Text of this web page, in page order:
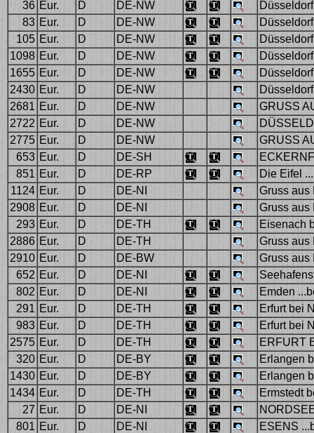
36 Eur. D DE-NW
83 Eur. D DE-NW
105 Eur. D DE-NW
1098 Eur. D DE-NW
1655 Eur. D DE-NW
2430 Eur. D DE-NW
2681 Eur. D DE-NW
GRUSS
2722 Eur. D DE-NW
2775 Eur. D DE-NW
GRUSS
653 Eur. D DE-SH
851 Eur. D DE-RP
Die Eifel
1124 Eur. D DE-NI
Gruss aus
2908 Eur. D DE-NI
Gruss aus
293 Eur. D DE-TH
Eisenach
2886 Eur. D DE-TH
Gruss aus
2910 Eur. D DE-BW
Gruss aus
652 Eur. D DE-NI
802 Eur. D DE-NI
Emden
291 Eur. D DE-TH
Erfurt bei
983 Eur. D DE-TH
Erfurt bei
2575 Eur. D DE-TH
ERFURT
320 Eur. D DE-BY
Erlangen
1430 Eur. D DE-BY
Erlangen
1434 Eur. D DE-TH
Ermstedt
27 Eur. D DE-NI
801 Eur. D DE-NI
ESENS